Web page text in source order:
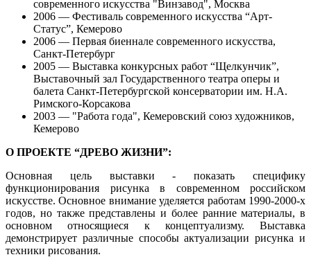
современного искусства "Винзавод", Москва
2006 — Фестиваль современного искусства “Арт-
Статус”, Кемерово
2006 — Первая биеннале современного искусства,
Санкт-Петербург
2005 — Выставка конкурсных работ “Щелкунчик”,
Выставочный зал Государственного театра оперы и
балета Санкт-Петербургской консерватории им. Н.А.
Римского-Корсакова
2003 — "Работа года", Кемеровский союз художников,
Кемерово
О ПРОЕКТЕ “ДРЕВО ЖИЗНИ”:
Основная цель выставки - показать специфику
функционирования рисунка в современном российском
искусстве. Основное внимание уделяется работам 1990-2000-х
годов, но также представлены и более ранние материалы, в
основном относящиеся к концептуализму. Выставка
демонстрирует различные способы актуализации рисунка и
техники рисования.